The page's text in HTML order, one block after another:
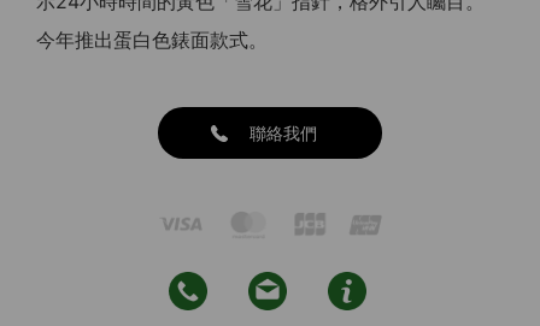
今年推出蛋白色錶面款式。
聯絡我們